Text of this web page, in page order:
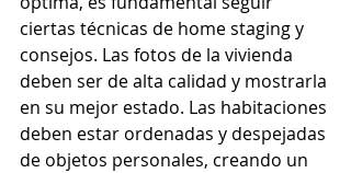
ciertas técnicas de home staging y
consejos. Las fotos de la vivienda
deben ser de alta calidad y mostrarla
en su mejor estado. Las habitaciones
deben estar ordenadas y despejadas
de objetos personales, creando un